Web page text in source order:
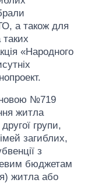
а також для
таких
«Народного
№719
житла
групи,
загиблих,
з
бюджетам
житла або